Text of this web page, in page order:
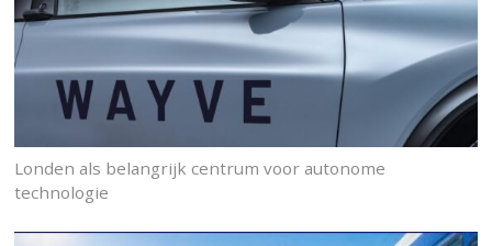
Londen als belangrijk centrum voor autonome
technologie